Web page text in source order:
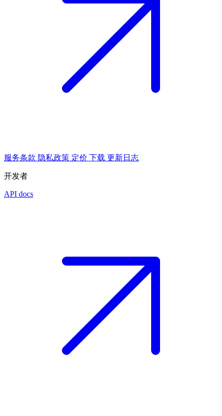
服务条款 隐私政策 定价 下载 更新日志
开发者
API docs